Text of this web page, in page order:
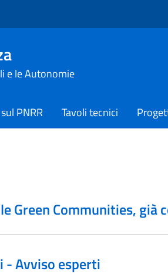
e le Autonomie
PNRR Tavoli tecnici
Green Communities, già
- Avviso esperti